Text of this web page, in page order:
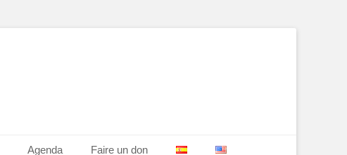
Agenda Faire un don